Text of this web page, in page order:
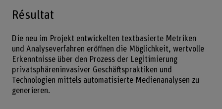
Résultat
Die neu im Projekt entwickelten textbasierte Metriken
und Analyseverfahren eröffnen die Möglichkeit, wertvolle
Erkenntnisse über den Prozess der Legitimierung
privatsphäreninvasiver Geschäftspraktiken und
Technologien mittels automatisierte Medienanalysen zu
generieren.